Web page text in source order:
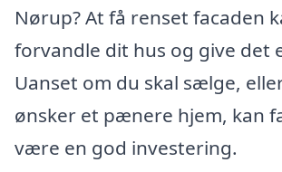
Nørup? At få renset facaden
forvandle dit hus og give det
Uanset om du skal sælge,
ønsker et pænere hjem, kan
være en god investering.